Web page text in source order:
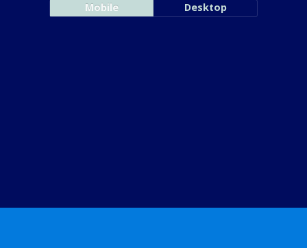
Mobile Desktop